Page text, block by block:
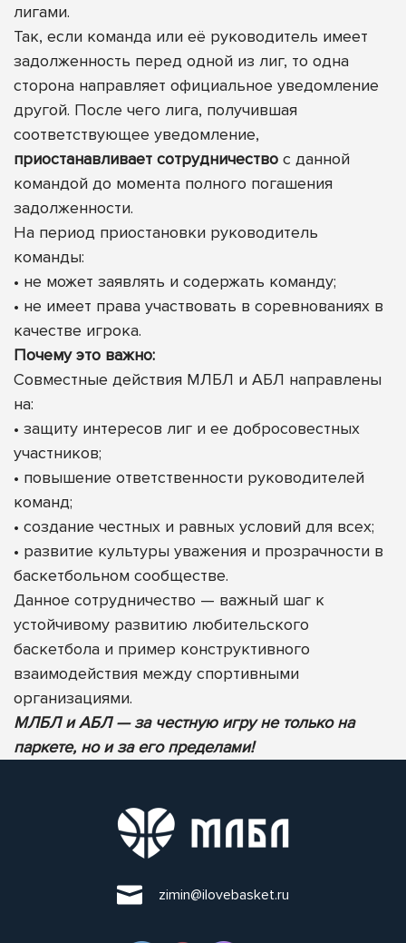
лигами.
Так, если команда или её руководитель имеет
задолженность перед одной из лиг, то одна
сторона направляет официальное уведомление
другой. После чего лига, получившая
соответствующее уведомление,
приостанавливает сотрудничество с данной
командой до момента полного погашения
задолженности.
На период приостановки руководитель
команды:
• не может заявлять и содержать команду;
• не имеет права участвовать в соревнованиях в
качестве игрока.
Почему это важно:
Совместные действия МЛБЛ и АБЛ направлены
на:
• защиту интересов лиг и ее добросовестных
участников;
• повышение ответственности руководителей
команд;
• создание честных и равных условий для всех;
• развитие культуры уважения и прозрачности в
баскетбольном сообществе.
Данное сотрудничество — важный шаг к
устойчивому развитию любительского
баскетбола и пример конструктивного
взаимодействия между спортивными
организациями.
МЛБЛ и АБЛ — за честную игру не только на
паркете, но и за его пределами!
zimin@ilovebasket.ru